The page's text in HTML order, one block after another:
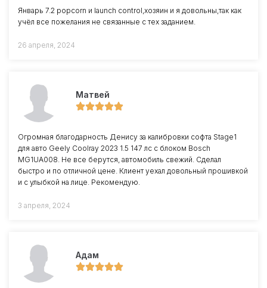
Январь 7.2 popcorn и launch control,хозяин и я довольны,так как
учёл все пожелания не связанные с тех заданием.
26 апреля, 2024
Матвей
Огромная благодарность Денису за калибровки софта Stage1
для авто Geely Coolray 2023 1.5 147 лс с блоком Bosch
MG1UA008. Не все берутся, автомобиль свежий. Сделал
быстро и по отличной цене. Клиент уехал довольный прошивкой
и с улыбкой на лице. Рекомендую.
3 апреля, 2024
Адам